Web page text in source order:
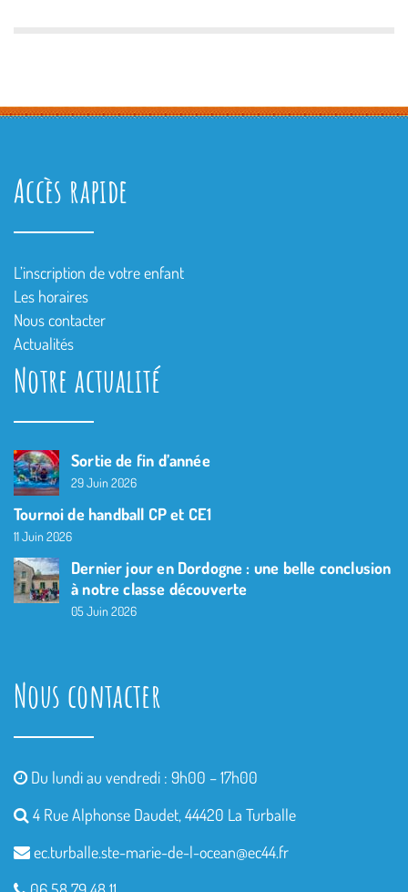
Accès rapide
L’inscription de votre enfant
Les horaires
Nous contacter
Actualités
Notre actualité
Sortie de fin d’année
29 Juin 2026
Tournoi de handball CP et CE1
11 Juin 2026
Dernier jour en Dordogne : une belle conclusion
à notre classe découverte
05 Juin 2026
Nous contacter
Du lundi au vendredi : 9h00 – 17h00
4 Rue Alphonse Daudet, 44420 La Turballe
ec.turballe.ste-marie-de-l-ocean@ec44.fr